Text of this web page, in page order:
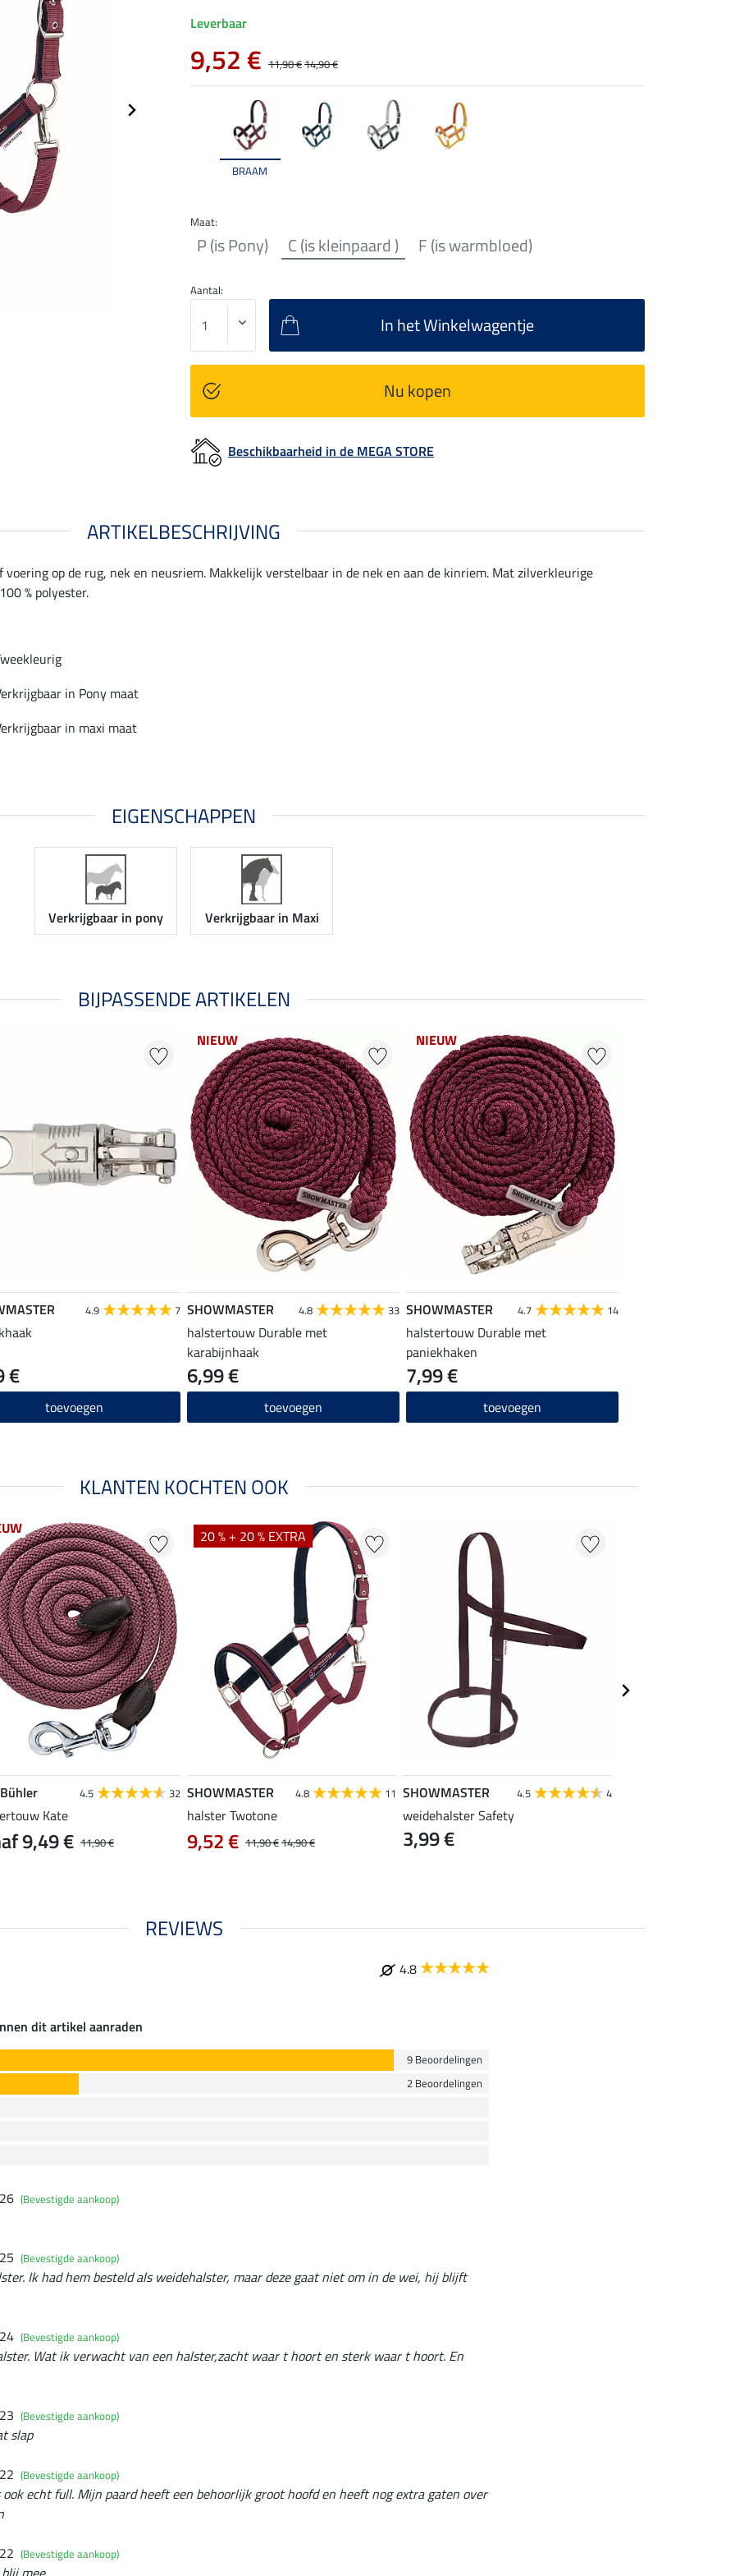
BRAAM
Maat:
P (is Pony) C (is kleinpaard ) F (is warmbloed)
Leverbaar
9,52 € 11,90 €14,90 €
Aantal:
In het Winkelwagentje
Nu kopen
Beschikbaarheid in de MEGA STORE
ARTIKELBESCHRIJVING
op de rug, nek en neusriem. Makkelijk verstelbaar in de nek en aan de kinriem. Mat zilverkleurige
% polyester.
in Pony maat
in maxi maat
EIGENSCHAPPEN
Verkrijgbaar in pony Verkrijgbaar in Maxi
BIJPASSENDE ARTIKELEN
4.9 7
€
toevoegen
NIEUW
SHOWMASTER 4.8 33
halstertouw Durable met
karabijnhaak
6,99 €
toevoegen
NIEUW
SHOWMASTER 4.7 14
halstertouw Durable met
paniekhaken
7,99 €
toevoegen
KLANTEN KOCHTEN OOK
4.5 32
Kate
11,90 €
9,49 €
20 % + 20 % EXTRA
SHOWMASTER 4.8 11
halster Twotone
11,90 €14,90 €
9,52 €
SHOWMASTER 4.5 4
weidehalster Safety
3,99 €
REVIEWS
4.8
dit artikel aanraden
9 Beoordelingen
2 Beoordelingen
(Bevestigde aankoop)
(Bevestigde aankoop)
Ik had hem besteld als weidehalster, maar deze gaat niet om in de wei, hij blijft
(Bevestigde aankoop)
Wat ik verwacht van een halster,zacht waar t hoort en sterk waar t hoort. En
(Bevestigde aankoop)
slap
(Bevestigde aankoop)
ook echt full. Mijn paard heeft een behoorlijk groot hoofd en heeft nog extra gaten over
(Bevestigde aankoop)